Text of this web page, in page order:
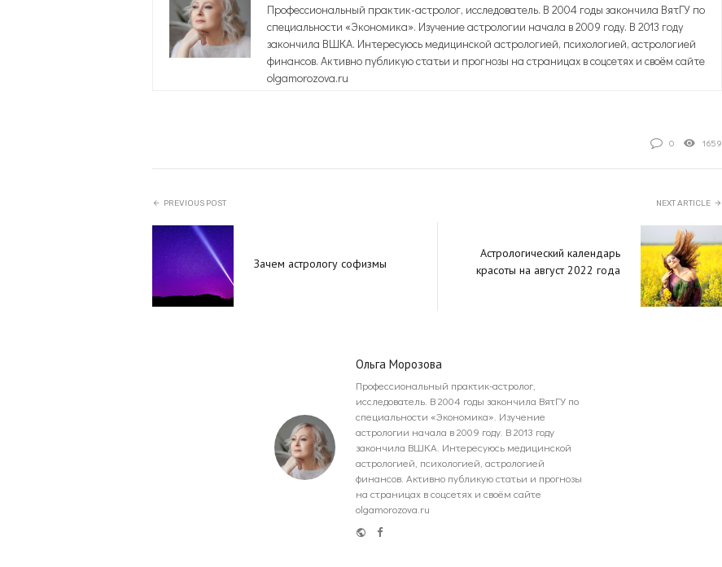
Профессиональный практик-астролог, исследователь. В 2004 годы закончила ВятГУ по
специальности «Экономика». Изучение астрологии начала в 2009 году. В 2013 году
закончила ВШКА. Интересуюсь медицинской астрологией, психологией, астрологией
финансов. Активно публикую статьи и прогнозы на страницах в соцсетях и своём сайте
olgamorozova.ru
0 1659
PREVIOUS POST
Зачем астрологу софизмы
NEXT ARTICLE
Астрологический календарь
красоты на август 2022 года
Ольга Морозова
Профессиональный практик-астролог,
исследователь. В 2004 годы закончила ВятГУ по
специальности «Экономика». Изучение
астрологии начала в 2009 году. В 2013 году
закончила ВШКА. Интересуюсь медицинской
астрологией, психологией, астрологией
финансов. Активно публикую статьи и прогнозы
на страницах в соцсетях и своём сайте
olgamorozova.ru
WebsiteFacebook